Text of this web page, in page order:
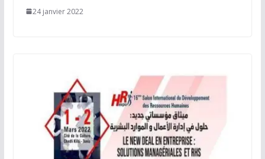
24 janvier 2022